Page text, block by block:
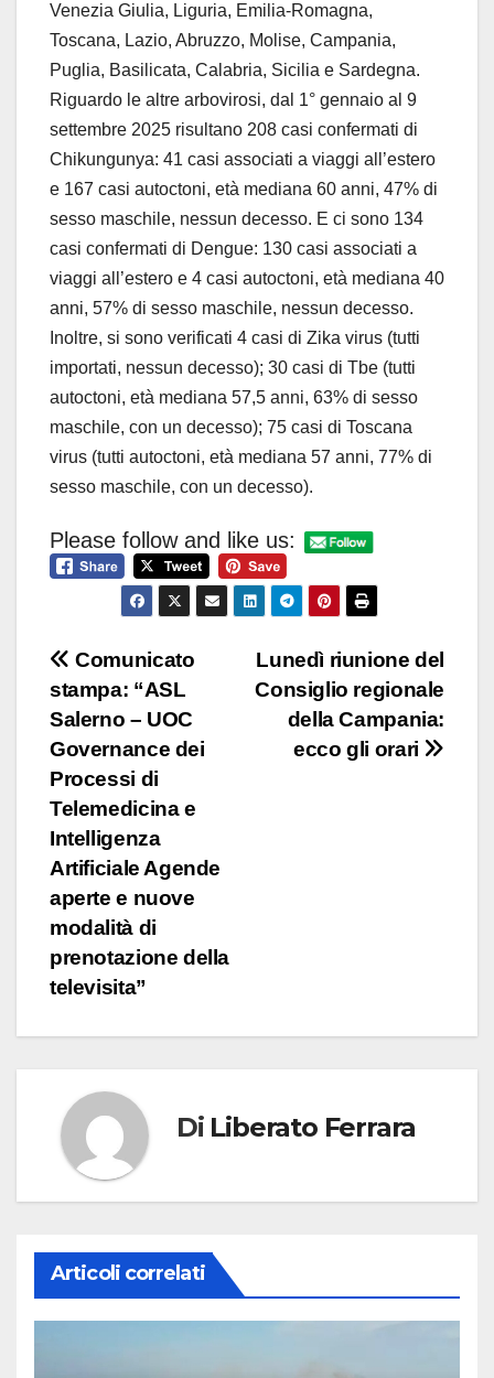
Venezia Giulia, Liguria, Emilia-Romagna,
Toscana, Lazio, Abruzzo, Molise, Campania,
Puglia, Basilicata, Calabria, Sicilia e Sardegna.
Riguardo le altre arbovirosi, dal 1° gennaio al 9
settembre 2025 risultano 208 casi confermati di
Chikungunya: 41 casi associati a viaggi all’estero
e 167 casi autoctoni, età mediana 60 anni, 47% di
sesso maschile, nessun decesso. E ci sono 134
casi confermati di Dengue: 130 casi associati a
viaggi all’estero e 4 casi autoctoni, età mediana 40
anni, 57% di sesso maschile, nessun decesso.
Inoltre, si sono verificati 4 casi di Zika virus (tutti
importati, nessun decesso); 30 casi di Tbe (tutti
autoctoni, età mediana 57,5 anni, 63% di sesso
maschile, con un decesso); 75 casi di Toscana
virus (tutti autoctoni, età mediana 57 anni, 77% di
sesso maschile, con un decesso).
Please follow and like us:
Navigazione
articoli
Lunedì riunione del
Consiglio regionale
della Campania:
ecco gli orari
Comunicato
stampa: “ASL
Salerno – UOC
Governance dei
Processi di
Telemedicina e
Intelligenza
Artificiale Agende
aperte e nuove
modalità di
prenotazione della
televisita”
Di Liberato Ferrara
Articoli correlati